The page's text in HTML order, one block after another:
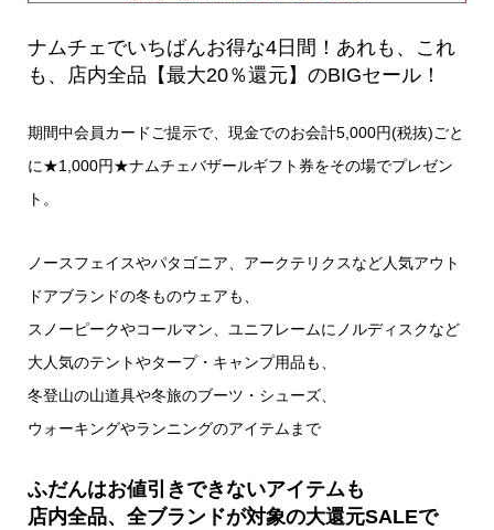
ナムチェでいちばんお得な4日間！あれも、これ
も、店内全品【最大20％還元】のBIGセール！
期間中会員カードご提示で、現金でのお会計5,000円(税抜)ごと
に★1,000円★ナムチェバザールギフト券をその場でプレゼン
ト。
ノースフェイスやパタゴニア、アークテリクスなど人気アウト
ドアブランドの冬ものウェアも、
スノーピークやコールマン、ユニフレームにノルディスクなど
大人気のテントやタープ・キャンプ用品も、
冬登山の山道具や冬旅のブーツ・シューズ、
ウォーキングやランニングのアイテムまで
ふだんはお値引きできないアイテムも
店内全品、全ブランドが対象の大還元SALEで